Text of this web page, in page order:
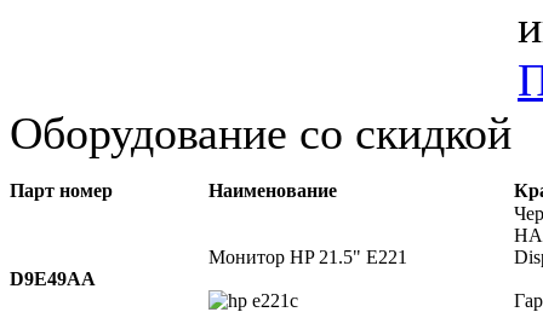
Оборудование со скидкой
Парт номер Наименование
D9E49AA
Монитор HP 21.5" E221